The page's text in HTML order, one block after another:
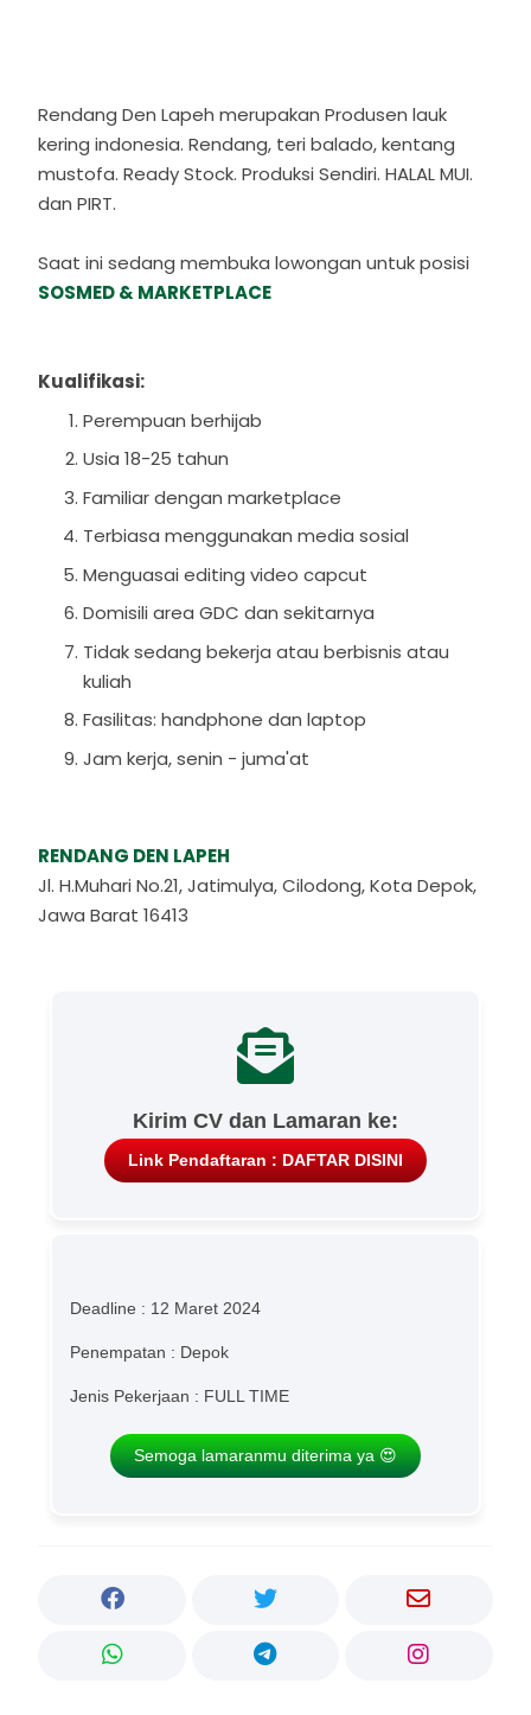
Rendang Den Lapeh merupakan Produsen lauk
kering indonesia. Rendang, teri balado, kentang
mustofa. Ready Stock. Produksi Sendiri. HALAL MUI.
dan PIRT.
Saat ini sedang membuka lowongan untuk posisi
SOSMED & MARKETPLACE
Kualifikasi:
Perempuan berhijab
Usia 18-25 tahun
Familiar dengan marketplace
Terbiasa menggunakan media sosial
Menguasai editing video capcut
Domisili area GDC dan sekitarnya
Tidak sedang bekerja atau berbisnis atau
kuliah
Fasilitas: handphone dan laptop
Jam kerja, senin - juma'at
RENDANG DEN LAPEH
Jl. H.Muhari No.21, Jatimulya, Cilodong, Kota Depok,
Jawa Barat 16413
Kirim CV dan Lamaran ke:
Link Pendaftaran : DAFTAR DISINI
Deadline : 12 Maret 2024
Penempatan : Depok
Jenis Pekerjaan : FULL TIME
Semoga lamaranmu diterima ya 😍